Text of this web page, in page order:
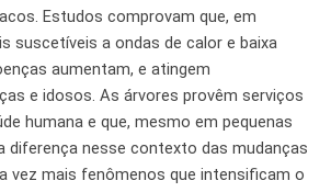
Estudos comprovam que, em
suscetíveis a ondas de calor e baixa
aumentam, e atingem
e idosos. As árvores provêm serviços
humana e que, mesmo em pequenas
diferença nesse contexto das mudanças
vez mais fenômenos que intensificam o